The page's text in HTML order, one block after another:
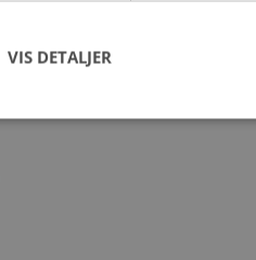
VIS DETALJER